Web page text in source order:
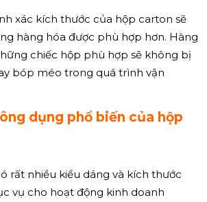
xác kích thước của hộp carton sẽ
hàng hóa được phù hợp hơn. Hàng
chiếc hộp phù hợp sẽ không bị
bóp méo trong quá trình vận
dụng phổ biến của hộp
rất nhiều kiểu dáng và kích thước
vụ cho hoạt động kinh doanh